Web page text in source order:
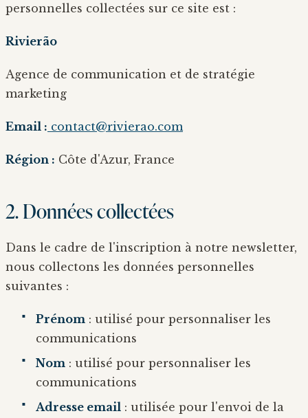
personnelles collectées sur ce site est :
Rivierão
Agence de communication et de stratégie
marketing
Email : contact@rivierao.com
Région : Côte d'Azur, France
2. Données collectées
Dans le cadre de l'inscription à notre newsletter,
nous collectons les données personnelles
suivantes :
Prénom : utilisé pour personnaliser les
communications
Nom : utilisé pour personnaliser les
communications
Adresse email : utilisée pour l'envoi de la